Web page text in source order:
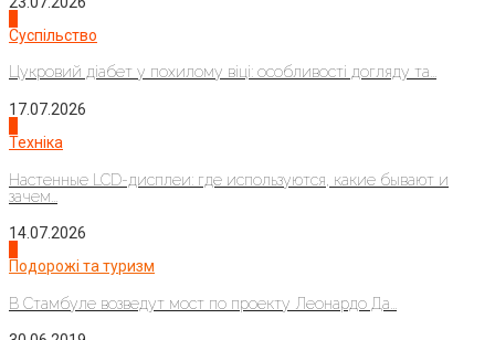
Суспільство
Цукровий діабет у похилому віці: особливості догляду та...
17.07.2026
Техніка
Настенные LCD-дисплеи: где используются, какие бывают и
зачем...
14.07.2026
Подорожі та туризм
В Стамбуле возведут мост по проекту Леонардо Да...